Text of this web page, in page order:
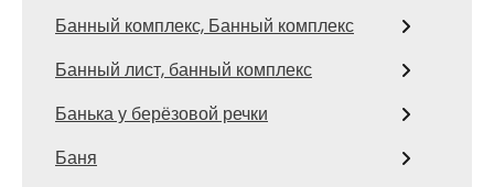
Банный комплекс, Банный комплекс
Банный лист, банный комплекс
Банька у берёзовой речки
Баня